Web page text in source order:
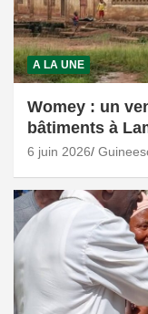
A LA UNE
Womey : un
bâtiments à
6 juin 2026